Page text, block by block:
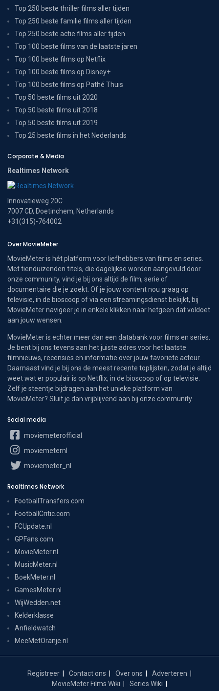
Top 250 beste thriller films aller tijden
Top 250 beste familie films aller tijden
Top 250 beste actie films aller tijden
Top 100 beste films van de laatste jaren
Top 100 beste films op Netflix
Top 100 beste films op Disney+
Top 100 beste films op Pathé Thuis
Top 50 beste films uit 2020
Top 50 beste films uit 2018
Top 50 beste films uit 2019
Top 25 beste films in het Nederlands
Corporate & Media
Realtimes Network
Innovatieweg 20C
7007 CD, Doetinchem, Netherlands
+31(315)-764002
Over MovieMeter
MovieMeter is hét platform voor liefhebbers van films en series.
Met tienduizenden titels, die dagelijkse worden aangevuld door
onze community, vind je bij ons altijd de film, serie of
documentaire die je zoekt. Of je jouw content nou graag op
televisie, in de bioscoop of via een streamingsdienst bekijkt, bij
MovieMeter navigeer je in enkele klikken naar hetgeen dat voldoet
aan jouw wensen.
MovieMeter is echter meer dan een databank voor films en series.
Je bent bij ons tevens aan het juiste adres voor het laatste
filmnieuws, recensies en informatie over jouw favoriete acteur.
Daarnaast vind je bij ons de meest recente toplijsten, zodat je altijd
weet wat er populair is op Netflix, in de bioscoop of op televisie.
Zelf je steentje bijdragen aan het unieke platform van
MovieMeter? Sluit je dan vrijblijvend aan bij onze community.
Social media
moviemeterofficial
moviemeternl
moviemeter_nl
Realtimes Network
FootballTransfers.com
FootballCritic.com
FCUpdate.nl
GPFans.com
MovieMeter.nl
MusicMeter.nl
BoekMeter.nl
GamesMeter.nl
WijWedden.net
Kelderklasse
Anfieldwatch
MeeMetOranje.nl
Registreer Contact ons Over ons
Adverteren
MovieMeter Films Wiki
Series Wiki